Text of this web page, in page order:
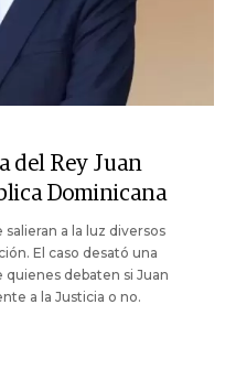
del Rey Juan
Dominicana
a la luz diversos
El caso desató una
debaten si Juan
a la Justicia o no.